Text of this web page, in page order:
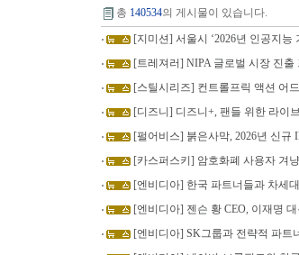
총 140534의 게시물이 있습니다.
[지미션] 서울시 ‘2026년 인공지능
[트레져러] NIPA 글로벌 시장 진출
[스틸시리즈] 컨트롤프릭 액션 어
[디즈니] 디즈니+, 팬들 위한 라이
[펄어비스] 붉은사막, 2026년 신규
[카스퍼스키] 암호화폐 사용자 겨
[엔비디아] 한국 파트너들과 차세
[엔비디아] 젠슨 황 CEO, 이재명
[엔비디아] SK그룹과 전략적 파트